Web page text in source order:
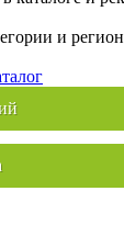
и